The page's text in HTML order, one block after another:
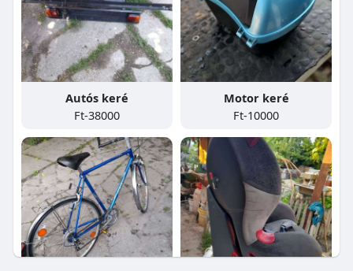
Autós keré
Ft-38000
Motor keré
Ft-10000